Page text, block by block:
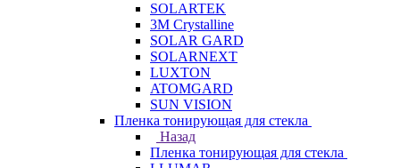
SOLARTEK
3M Crystalline
SOLAR GARD
SOLARNEXT
LUXTON
ATOMGARD
SUN VISION
Пленка тонирующая для стекла
Назад
Пленка тонирующая для стекла